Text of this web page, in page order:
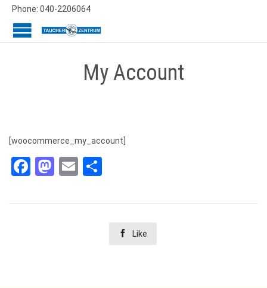
Phone: 040-2206064
My Account
[woocommerce_my_account]
Facebook
Mastodon
Email
 Like